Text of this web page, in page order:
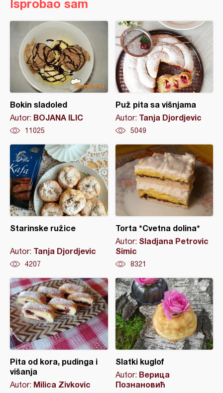
Isprobao sam
Bokin sladoled
Autor: BOJANA ILIC
11025
Puž pita sa višnjama
Autor: Tanja Djordjevic
5049
Starinske ružice
Autor: Tanja Djordjevic
4207
Torta *Cvetna dolina*
Autor: Sladjana Petrovic
Simic
8321
Pita od kora, pudinga i
višanja
Autor: Milica Zivkovic
Slatki kuglof
Autor: Верица
Познановић